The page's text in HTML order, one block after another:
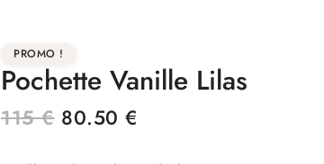
PROMO !
Pochette Vanille Lilas
115€ 80.50 €